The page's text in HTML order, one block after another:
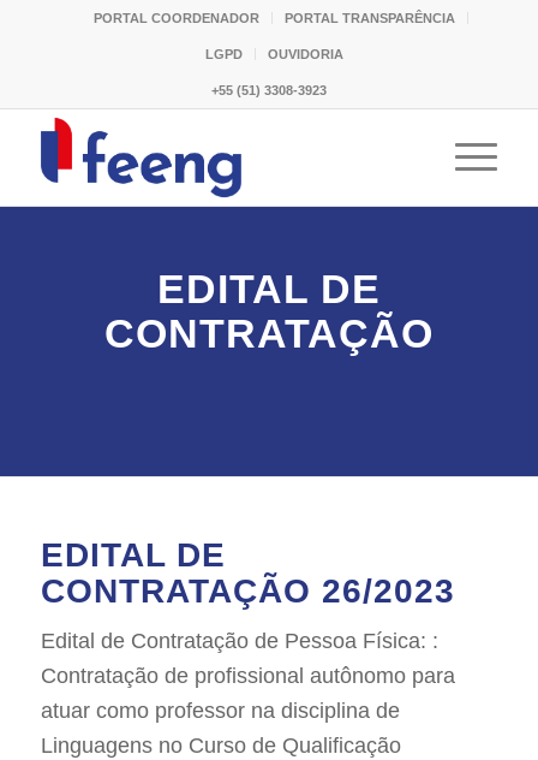
PORTAL COORDENADOR PORTAL TRANSPARÊNCIA
LGPD OUVIDORIA
+55 (51) 3308-3923
EDITAL DE
CONTRATAÇÃO
EDITAL DE
CONTRATAÇÃO 26/2023
Edital de Contratação de Pessoa Física: :
Contratação de profissional autônomo para
atuar como professor na disciplina de
Linguagens no Curso de Qualificação